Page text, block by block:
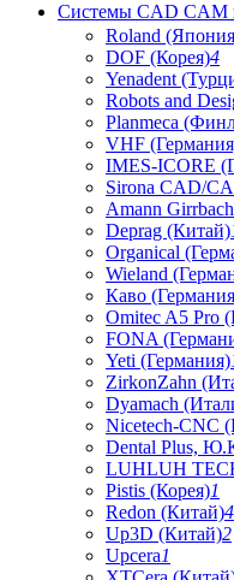
Системы CAD CAM
Roland
DOF (Корея)4
Yenadent
Robots and
Planmeca
VHF
IMES-ICORE
Sirona CAD/
Amann
Deprag (Китай)
Organical
Wieland
Каво
Omitec A5 Pro
FONA
Yeti (Германия)
ZirkonZahn
Dyamach
Nicetech-CNC
Dental Plus,
LUHLUH
Pistis (Корея)1
Redon (Китай)4
Up3D (Китай)2
Upcera1